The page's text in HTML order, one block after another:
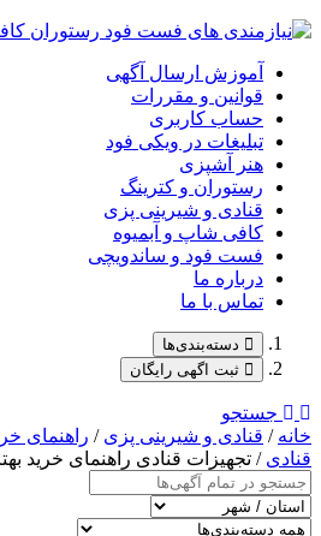
آموزش ارسال آگهی
قوانین و مقررات
حساب کاربری
تبلیغات در ویکی فود
هنر آشپزی
رستوران و کترینگ
قنادی و شیرینی پزی
کافی شاپ و آبمیوه
فست فود و ساندویچی
درباره ما
تماس با ما
دسته‌بندی‌ها
ثبت اگهی رایگان
جستجو
خانه / قنادی و شیرینی پزی / راهنمای
قنادی / تجهیزات قنادی راهنمای خرید